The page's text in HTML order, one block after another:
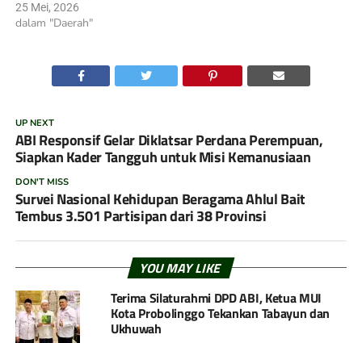
25 Mei, 2026
dalam "Daerah"
UP NEXT
ABI Responsif Gelar Diklatsar Perdana Perempuan,
Siapkan Kader Tangguh untuk Misi Kemanusiaan
DON'T MISS
Survei Nasional Kehidupan Beragama Ahlul Bait
Tembus 3.501 Partisipan dari 38 Provinsi
YOU MAY LIKE
Terima Silaturahmi DPD ABI, Ketua MUI
Kota Probolinggo Tekankan Tabayun dan
Ukhuwah